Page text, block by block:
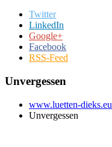
Twitter
LinkedIn
Google+
Facebook
RSS-Feed
Unvergessen
www.luetten-dieks.eu
Unvergessen